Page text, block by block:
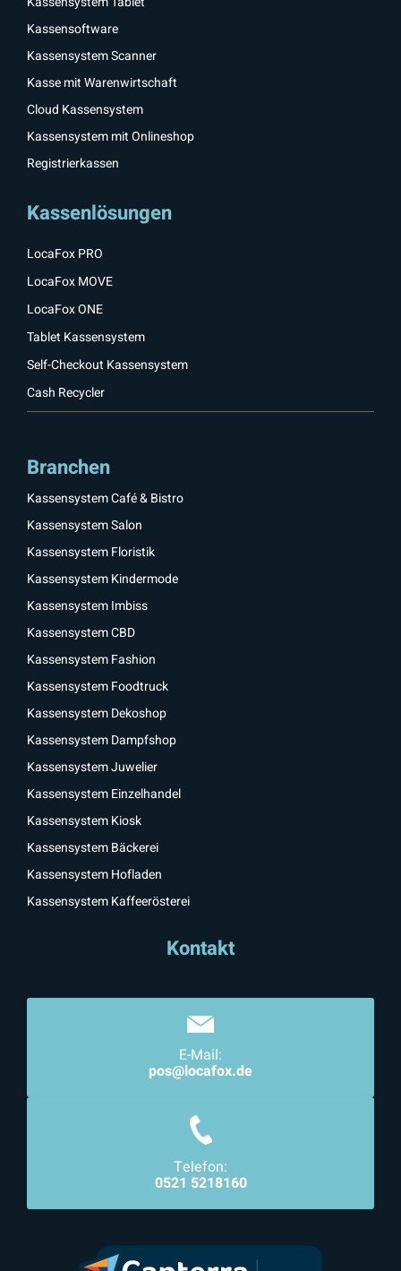
Kassensoftware
Kassensystem Scanner
Kasse mit Warenwirtschaft
Cloud Kassensystem
Kassensystem mit Onlineshop
Registrierkassen
Kassenlösungen
LocaFox PRO
LocaFox MOVE
LocaFox ONE
Tablet Kassensystem
Self-Checkout Kassensystem
Cash Recycler
Branchen
Kassensystem Café & Bistro
Kassensystem Salon
Kassensystem Floristik
Kassensystem Kindermode
Kassensystem Imbiss
Kassensystem CBD
Kassensystem Fashion
Kassensystem Foodtruck
Kassensystem Dekoshop
Kassensystem Dampfshop
Kassensystem Juwelier
Kassensystem Einzelhandel
Kassensystem Kiosk
Kassensystem Bäckerei
Kassensystem Hofladen
Kassensystem Kaffeerösterei
Kontakt
E-Mail:
pos@locafox.de
Telefon:
0521 5218160